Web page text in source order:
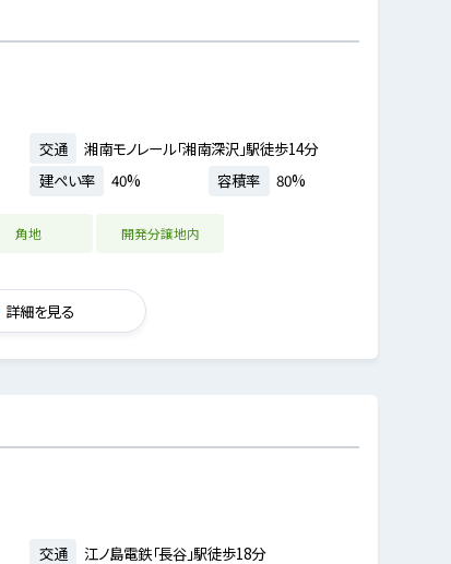
交通
湘南モノレール「湘南深沢」駅徒歩14分
建ぺい率 40% 容積率 80%
角地 開発分譲地内
詳細を見る
交通
江ノ島電鉄「長谷」駅徒歩18分